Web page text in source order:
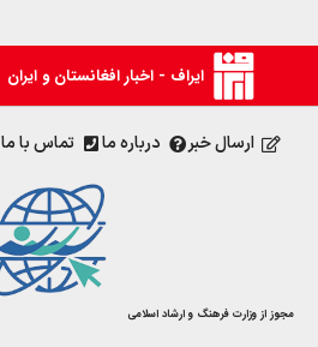
ایراف - اخبار افغانستان و ایران
ارسال خبر درباره ما تماس با ما
مجوز از وزارت فرهنگ و ارشاد اسلامی